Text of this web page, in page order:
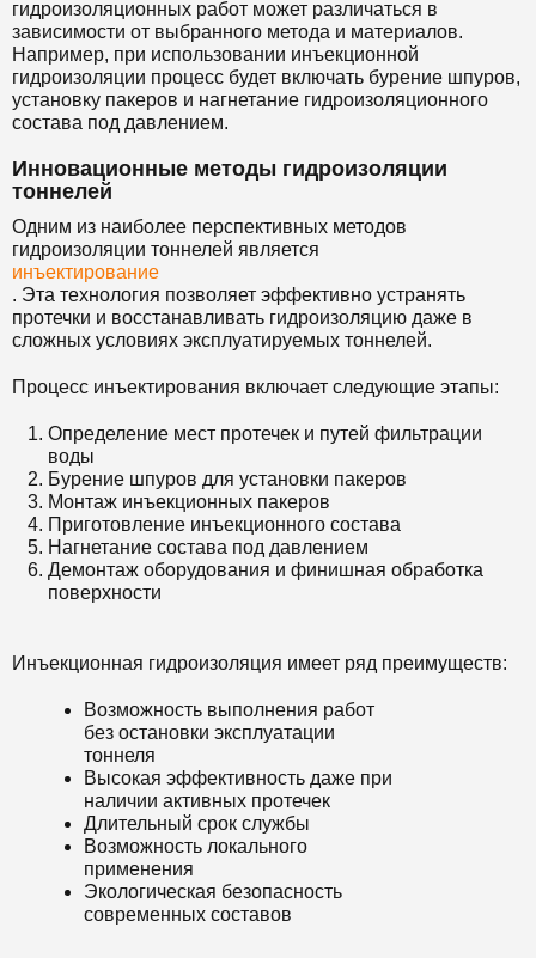
гидроизоляционных работ может различаться в
зависимости от выбранного метода и материалов.
Например, при использовании инъекционной
гидроизоляции процесс будет включать бурение шпуров,
установку пакеров и нагнетание гидроизоляционного
состава под давлением.
Инновационные методы гидроизоляции
тоннелей
Одним из наиболее перспективных методов
гидроизоляции тоннелей является
инъектирование
. Эта технология позволяет эффективно устранять
протечки и восстанавливать гидроизоляцию даже в
сложных условиях эксплуатируемых тоннелей.
Процесс инъектирования включает следующие этапы:
Определение мест протечек и путей фильтрации
воды
Бурение шпуров для установки пакеров
Монтаж инъекционных пакеров
Приготовление инъекционного состава
Нагнетание состава под давлением
Демонтаж оборудования и финишная обработка
поверхности
Инъекционная гидроизоляция имеет ряд преимуществ:
Возможность выполнения работ
без остановки эксплуатации
тоннеля
Высокая эффективность даже при
наличии активных протечек
Длительный срок службы
Возможность локального
применения
Экологическая безопасность
современных составов